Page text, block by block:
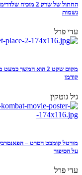
נשמות
עדי פרל
מקום שקט 2 הוא המשך
קודמו
גיל גוטקין
מורטל קומבט הסרט –
על הסיפור
עדי פרל